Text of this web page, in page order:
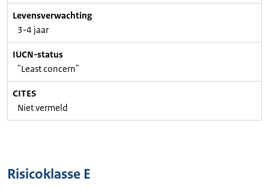
Levensverwachting
3-4 jaar
IUCN-status
"Least concern"
CITES
Niet vermeld
Risicoklasse E